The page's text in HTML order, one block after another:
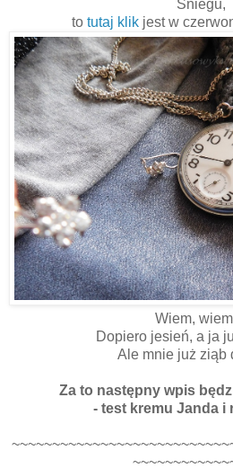
Śniegu,
to tutaj klikjest w
Wiem,
Dopiero jesień, a ja
Ale mnie już ziąb
Za to następny wpis
- test kremu Janda i